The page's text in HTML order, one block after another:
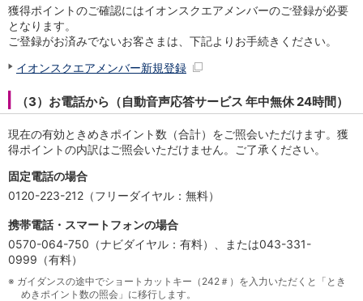
セキュリティ
インボイス
手数料
金利
キャンペーン
店舗・ATM
店舗
北海道
青森県
岩手県
宮城県
秋田県
福島県
獲得ポイントのご確認にはイオンスクエアメンバーのご登録が必要
となります。
ご登録がお済みでないお客さまは、下記よりお手続きください。
イオンスクエアメンバー新規登録
（3）お電話から（自動音声応答サービス 年中無休 24時間）
現在の有効ときめきポイント数（合計）をご照会いただけます。獲
得ポイントの内訳はご照会いただけません。ご了承ください。
固定電話の場合
0120-223-212（フリーダイヤル：無料）
携帯電話・スマートフォンの場合
0570-064-750（ナビダイヤル：有料）、または043-331-
0999（有料）
※ ガイダンスの途中でショートカットキー（242＃）を入力いただくと「とき
めきポイント数の照会」に移行します。